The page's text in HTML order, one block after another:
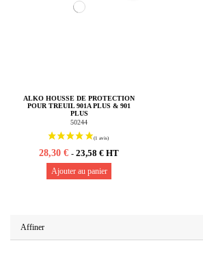
ALKO HOUSSE DE PROTECTION
POUR TREUIL 901A PLUS & 901
PLUS
50244
28,30 € - 23,58 € HT
Ajouter au panier
Affiner